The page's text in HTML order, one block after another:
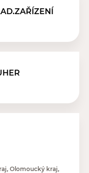
Olomoucký kraj,